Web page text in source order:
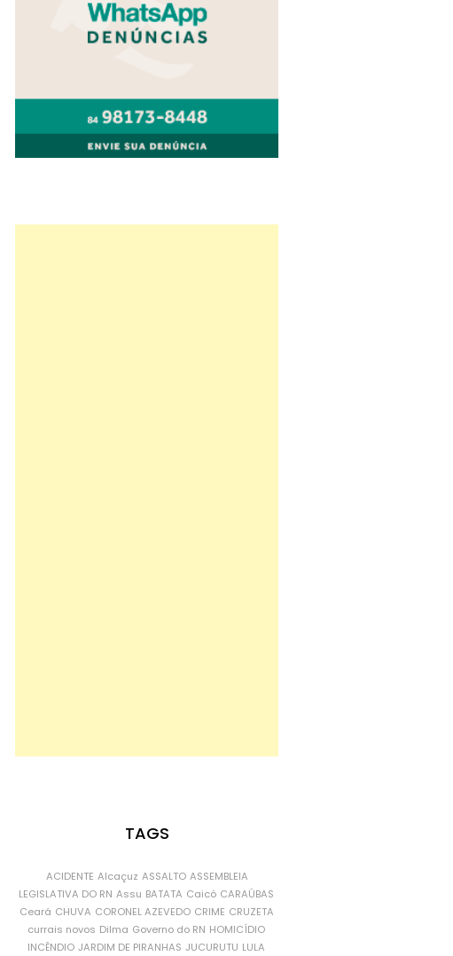
TAGS
ACIDENTE Alcaçuz ASSALTO ASSEMBLEIA
LEGISLATIVA DO RN Assu BATATA Caicó CARAÚBAS
Ceará CHUVA CORONEL AZEVEDO CRIME CRUZETA
currais novos Dilma Governo do RN HOMICÍDIO
INCÊNDIO JARDIM DE PIRANHAS JUCURUTU LULA